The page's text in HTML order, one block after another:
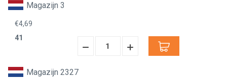
Magazijn 3
€4,69
41
Hoeveelheid
Hoeveelheid
Magazijn 2327